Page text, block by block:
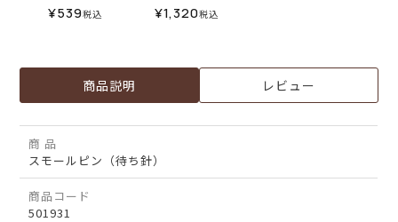
¥539税込 ¥1,320税込
商品説明 レビュー
商 品
スモールピン（待ち針）
商品コード
501931